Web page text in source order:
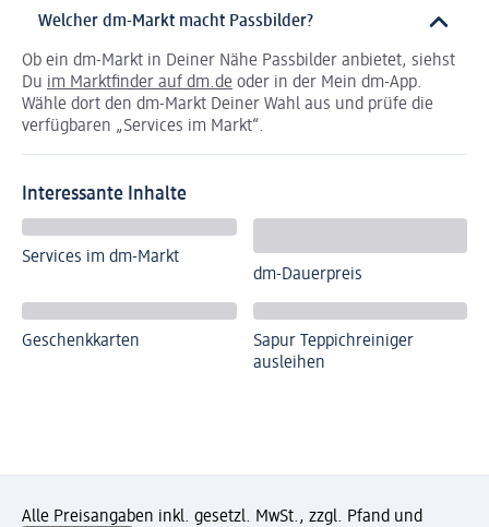
Welcher dm-Markt macht Passbilder?
Ob ein dm-Markt in Deiner Nähe Passbilder anbietet, siehst
Du im Marktfinder auf dm.de oder in der Mein dm-App.
Wähle dort den dm-Markt Deiner Wahl aus und prüfe die
verfügbaren „Services im Markt“.
Interessante Inhalte
Services im dm-Markt
dm-Dauerpreis
Geschenkkarten
Sapur Teppichreiniger
ausleihen
Alle Preisangaben inkl. gesetzl. MwSt., zzgl. Pfand und